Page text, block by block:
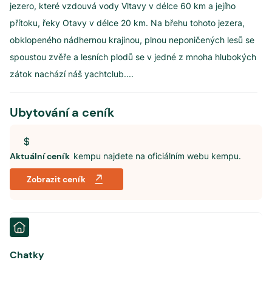
jezero, které vzdouvá vody Vltavy v délce 60 km a jejího
přítoku, řeky Otavy v délce 20 km. Na břehu tohoto jezera,
obklopeného nádhernou krajinou, plnou neponičených lesů se
spoustou zvěře a lesních plodů se v jedné z mnoha hlubokých
zátok nachází náš yachtclub....
Ubytování a ceník
Aktuální ceník kempu najdete na oficiálním webu kempu.
Zobrazit ceník
Chatky